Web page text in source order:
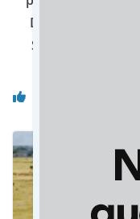
Dourados: UPA
Seleta atende